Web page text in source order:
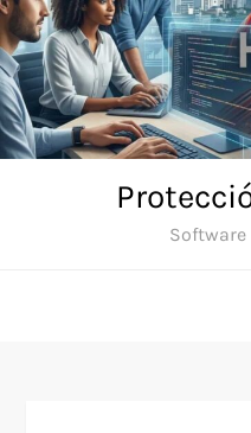
Skip
to
content
Software